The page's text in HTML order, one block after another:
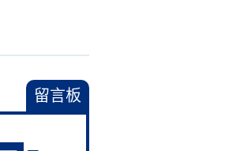
留言板